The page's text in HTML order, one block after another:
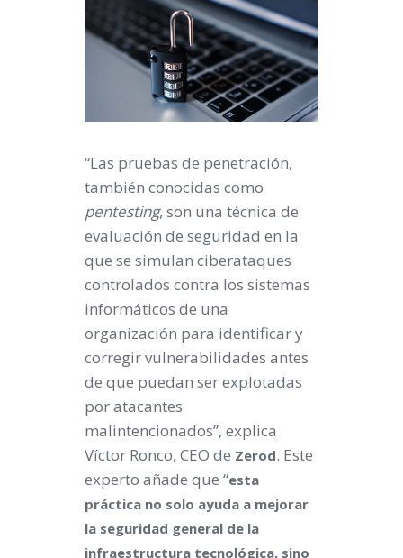
“Las pruebas de penetración,
también conocidas como
pentesting, son una técnica de
evaluación de seguridad en la
que se simulan ciberataques
controlados contra los sistemas
informáticos de una
organización para identificar y
corregir vulnerabilidades antes
de que puedan ser explotadas
por atacantes
malintencionados”, explica
Víctor Ronco, CEO de Zerod. Este
experto añade que “esta
práctica no solo ayuda a mejorar
la seguridad general de la
infraestructura tecnológica, sino